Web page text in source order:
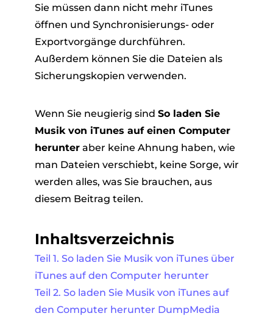
Sie müssen dann nicht mehr iTunes
öffnen und Synchronisierungs- oder
Exportvorgänge durchführen.
Außerdem können Sie die Dateien als
Sicherungskopien verwenden.
Wenn Sie neugierig sind So laden Sie
Musik von iTunes auf einen Computer
herunteraber keine Ahnung haben, wie
man Dateien verschiebt, keine Sorge, wir
werden alles, was Sie brauchen, aus
diesem Beitrag teilen.
Inhaltsverzeichnis
Teil 1. So laden Sie Musik von iTunes über
iTunes auf den Computer herunter
Teil 2. So laden Sie Musik von iTunes auf
den Computer herunter DumpMedia